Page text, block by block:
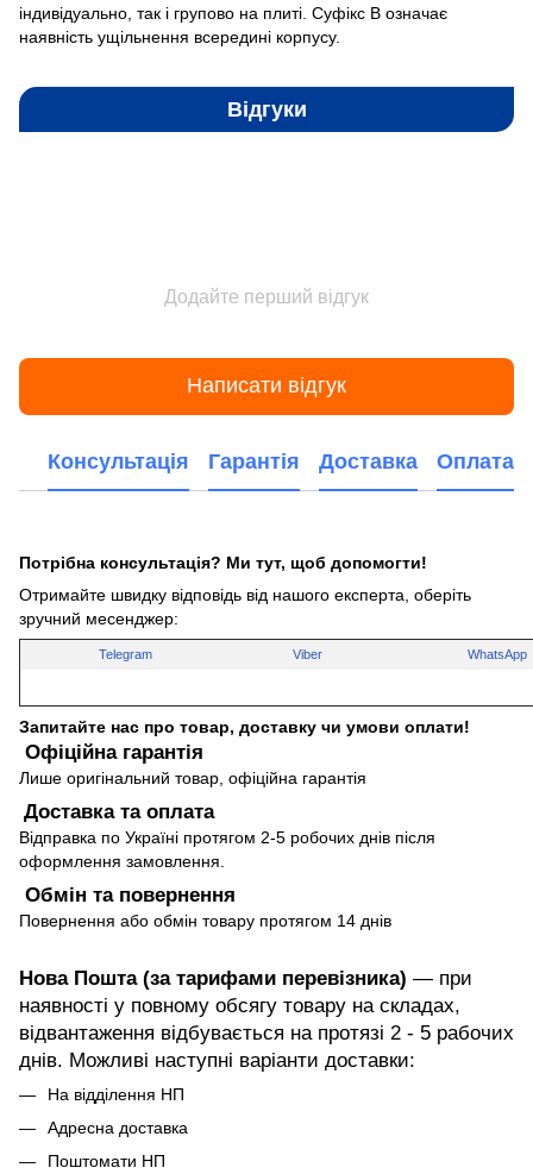
індивідуально, так і групово на плиті. Суфікс B означає
наявність ущільнення всередині корпусу.
Відгуки
Додайте перший відгук
Написати відгук
Консультація Гарантія Доставка Оплата
Потрібна консультація? Ми тут, щоб допомогти!
Отримайте швидку відповідь від нашого експерта, оберіть
зручний месенджер:
Telegram Viber WhatsApp
Запитайте нас про товар, доставку чи умови оплати!
Офіційна гарантія
Лише оригінальний товар, офіційна гарантія
Доставка та оплата
Відправка по Україні протягом 2-5 робочих днів після
оформлення замовлення.
Обмін та повернення
Повернення або обмін товару протягом 14 днів
Нова Пошта (за тарифами перевізника) — при
наявності у повному обсягу товару на складах,
відвантаження відбувається на протязі 2 - 5 рабочих
днів. Можливі наступні варіанти доставки:
На відділення НП
Адресна доставка
Поштомати НП